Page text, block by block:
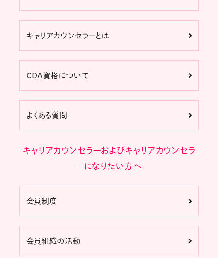
キャリアカウンセラーとは
CDA資格について
よくある質問
キャリアカウンセラーおよびキャリアカウンセラ
ーになりたい方へ
会員制度
会員組織の活動